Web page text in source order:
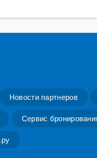
Новости партнеров
Сервис